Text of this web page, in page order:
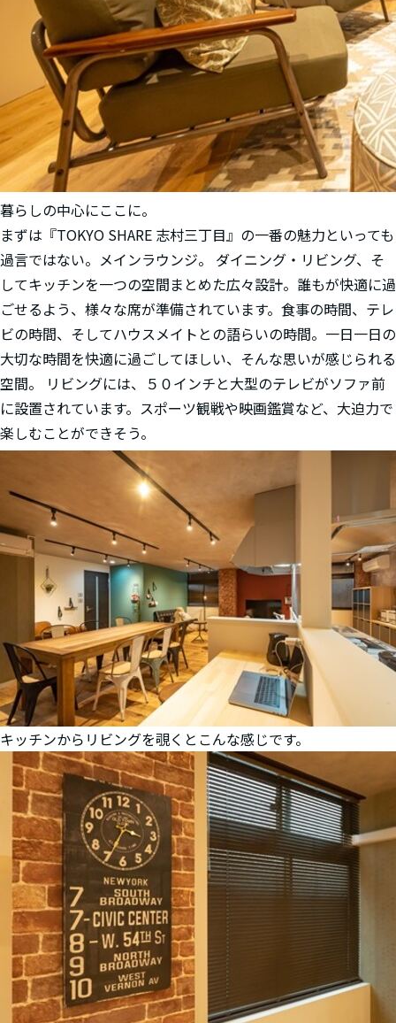
暮らしの中心にここに。
まずは『TOKYO SHARE 志村三丁目』の一番の魅力といっても
過言ではない。メインラウンジ。 ダイニング・リビング、そ
してキッチンを一つの空間まとめた広々設計。誰もが快適に過
ごせるよう、様々な席が準備されています。食事の時間、テレ
ビの時間、そしてハウスメイトとの語らいの時間。一日一日の
大切な時間を快適に過ごしてほしい、そんな思いが感じられる
空間。 リビングには、５０インチと大型のテレビがソファ前
に設置されています。スポーツ観戦や映画鑑賞など、大迫力で
楽しむことができそう。
キッチンからリビングを覗くとこんな感じです。